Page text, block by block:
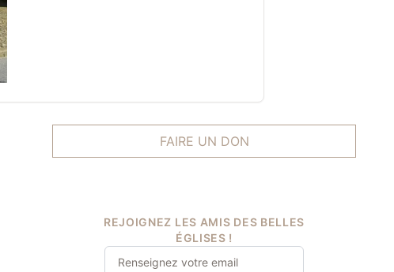
FAIRE UN DON
REJOIGNEZ LES AMIS DES BELLES
ÉGLISES !